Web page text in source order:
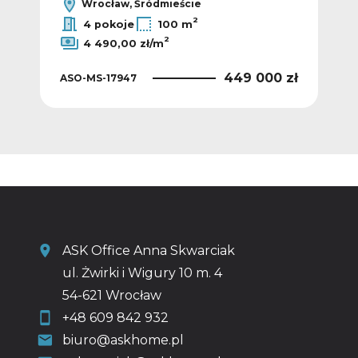
Wrocław, Śródmieście
4 pokoje
100 m2
4 490,00 zł/m2
ASO-MS-17947 449 000 zł
ASK Office Anna Skwarciak
ul. Żwirki i Wigury 10 m. 4
54-621 Wrocław
+48 609 842 932
biuro@askhome.pl